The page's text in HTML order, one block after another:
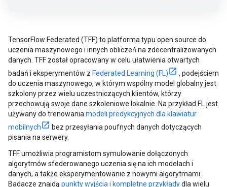
TensorFlow Federated (TFF) to platforma typu open source do
uczenia maszynowego i innych obliczeń na zdecentralizowanych
danych. TFF został opracowany w celu ułatwienia otwartych
badań i eksperymentów z Federated Learning (FL)
, podejściem
do uczenia maszynowego, w którym wspólny model globalny jest
szkolony przez wielu uczestniczących klientów, którzy
przechowują swoje dane szkoleniowe lokalnie. Na przykład FL jest
używany do trenowania modeli predykcyjnych dla klawiatur
mobilnych
bez przesyłania poufnych danych dotyczących
pisania na serwery.
TFF umożliwia programistom symulowanie dołączonych
algorytmów sfederowanego uczenia się na ich modelach i
danych, a także eksperymentowanie z nowymi algorytmami.
Badacze znajdą punkty wyjścia i kompletne przykładydla wielu